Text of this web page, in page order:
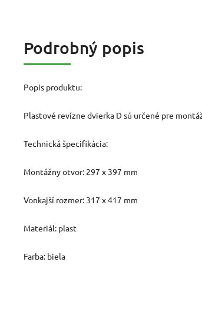
Podrobný popis
Popis produktu:
Plastové revízne dvierka D sú určené pre
Technická špecifikácia:
Montážny otvor: 297 x 397 mm
Vonkajší rozmer: 317 x 417 mm
Materiál: plast
Farba: biela